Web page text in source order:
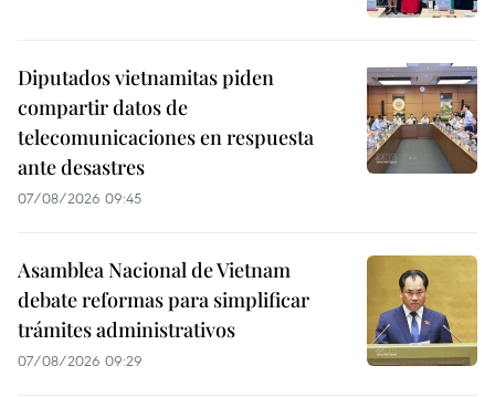
Diputados vietnamitas piden
compartir datos de
telecomunicaciones en respuesta
ante desastres
07/08/2026 09:45
Asamblea Nacional de Vietnam
debate reformas para simplificar
trámites administrativos
07/08/2026 09:29